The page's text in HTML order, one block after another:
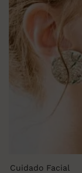
Cuidado Facial